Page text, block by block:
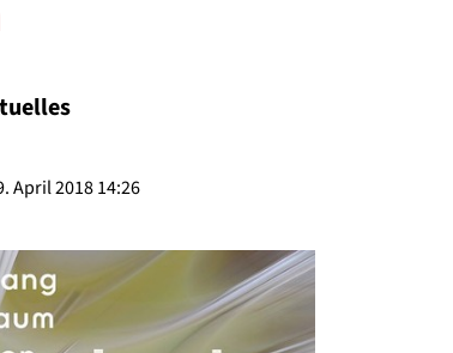
April 2018 14:26